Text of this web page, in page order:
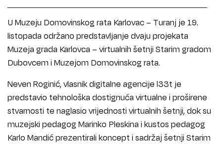
U Muzeju Domovinskog rata Karlovac – Turanj je 19.
listopada održano predstavljanje dvaju projekata
Muzeja grada Karlovca – virtualnih šetnji Starim gradom
Dubovcem i Muzejom Domovinskog rata.
Neven Roginić, vlasnik digitalne agencije l33t je
predstavio tehnološka dostignuća virtualne i proširene
stvarnosti te naglasio vrijednosti virtualnih šetnji, dok su
muzejski pedagog Marinko Pleskina i kustos pedagog
Karlo Mandić prezentirali koncept i sadržaj šetnji Starim